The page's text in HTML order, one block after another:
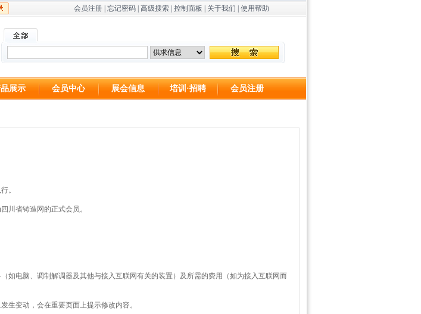
会员注册 忘记密码 高级搜索 控制面板 关于我们 使用帮助
展示 会员中心 展会信息 培训·招聘 会员注册
。
川省铸造网的正式会员。
如电脑、调制解调器及其他与接入互联网有关的装置）及所需的费用（如为接入互联网而
生变动，会在重要页面上提示修改内容。